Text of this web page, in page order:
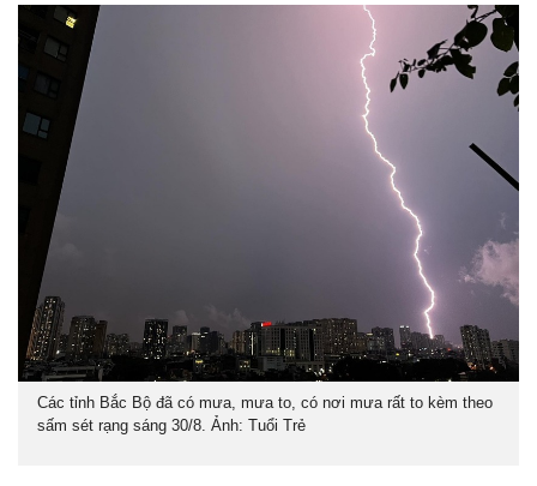
Các tỉnh Bắc Bộ đã có mưa, mưa to, có nơi mưa rất to kèm theo
sấm sét rạng sáng 30/8. Ảnh: Tuổi Trẻ